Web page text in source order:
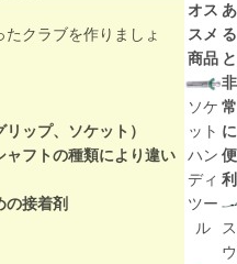
クラブを作りましょ
ップ、ソケット）
ャフトの種類により違い
の接着剤
オス
スメ
商品
ソケ
ット
ハン
ディ
ツー
ル
あ
る
と
非
常
に
便
利
ス
ウ